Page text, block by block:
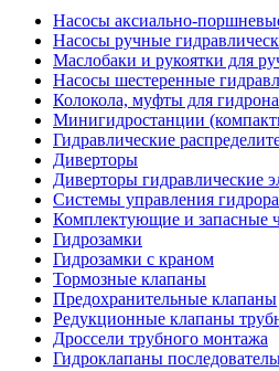
Насосы аксиально-
Насосы ручные
Маслобаки и рукоятки для
Насосы шестеренные
Колокола, муфты для
Минигидростанции
Гидравлические
Диверторы
Диверторы гидравлические
Системы управления
Комплектующие и запасные
Гидрозамки
Гидрозамки с краном
Тормозные клапаны
Предохранительные клапаны
Редукционные клапаны
Дроссели трубного монтажа
Гидроклапаны